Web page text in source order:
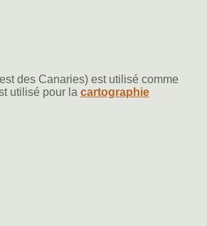
des Canaries) est utilisé comme
utilisé pour la cartographie